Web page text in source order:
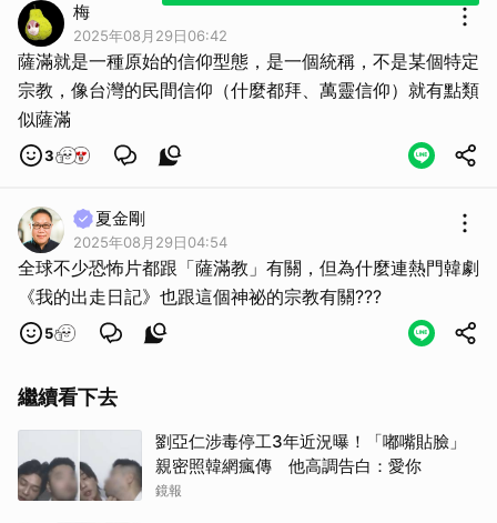
梅
2025年08月29日06:42
薩滿就是一種原始的信仰型態，是一個統稱，不是某個特定
宗教，像台灣的民間信仰（什麼都拜、萬靈信仰）就有點類
似薩滿
3
夏金剛
2025年08月29日04:54
全球不少恐怖片都跟「薩滿教」有關，但為什麼連熱門韓劇
《我的出走日記》也跟這個神祕的宗教有關???
5
繼續看下去
劉亞仁涉毒停工3年近況曝！「嘟嘴貼臉」
親密照韓網瘋傳 他高調告白：愛你
鏡報